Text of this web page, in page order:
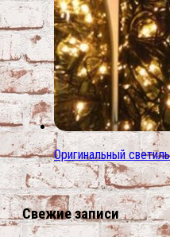
Оригинальный
Свежие записи